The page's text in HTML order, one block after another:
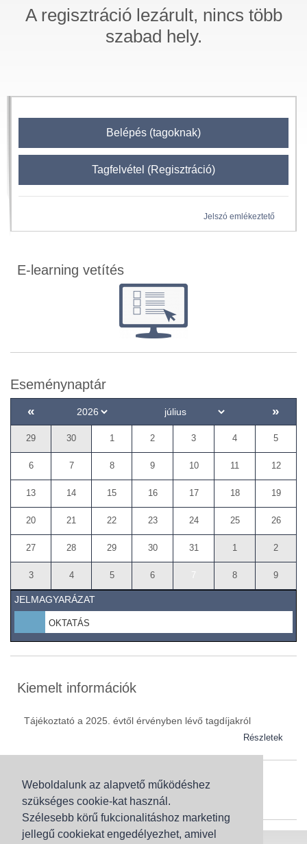
Weboldalunk az alapvető működéshez
szükséges cookie-kat használ.
Szélesebb körű fukcionalitáshoz marketing
jellegű cookiekat engedélyezhet, amivel
A regisztráció lezárult, nincs több
szabad hely.
Belépés (tagoknak)
Tagfelvétel (Regisztráció)
Jelszó emlékeztető
E-learning vetítés
Eseménynaptár
« »
29 30 1 2 3 4 5
6 7 8 9 10 11 12
13 14 15 16 17 18 19
20 21 22 23 24 25 26
27 28 29 30 31 1 2
3 4 5 6 8 9
JELMAGYARÁZAT
OKTATÁS
Kiemelt információk
Tájékoztató a 2025. évtől érvényben lévő tagdíjakról
Részletek
Szaknévsor
Szaknévsorunk folyamatosan bővül.
Baranya (62)